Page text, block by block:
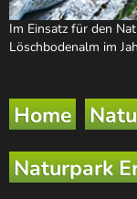
Im Einsatz für den
Löschbodenalm im
Home
Naturpark